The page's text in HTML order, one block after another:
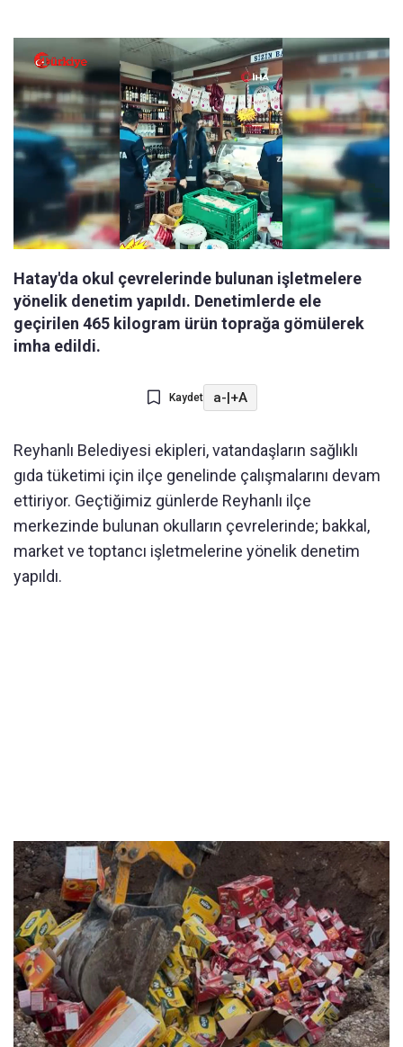
Hatay'da okul çevrelerinde bulunan işletmelere
yönelik denetim yapıldı. Denetimlerde ele
geçirilen 465 kilogram ürün toprağa gömülerek
imha edildi.
Kaydet a-|+A
Reyhanlı Belediyesi ekipleri, vatandaşların sağlıklı
gıda tüketimi için ilçe genelinde çalışmalarını devam
ettiriyor. Geçtiğimiz günlerde Reyhanlı ilçe
merkezinde bulunan okulların çevrelerinde; bakkal,
market ve toptancı işletmelerine yönelik denetim
yapıldı.